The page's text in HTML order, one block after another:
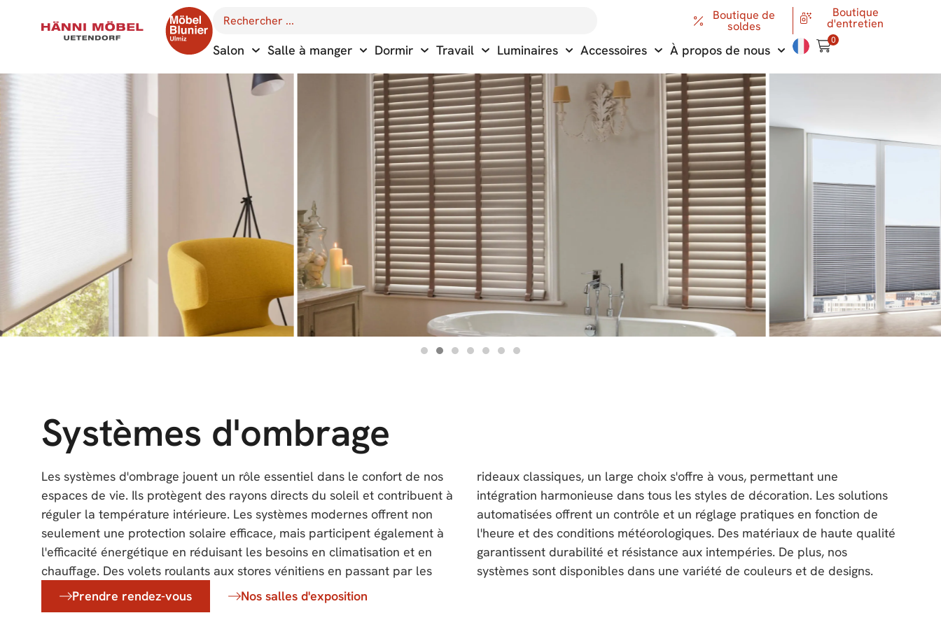
Boutique de
soldes
Boutique
d'entretien
Salon Salle à manger Dormir Travail Luminaires Accessoires À propos de nous
0
Systèmes d'ombrage
Les systèmes d'ombrage jouent un rôle essentiel dans le confort de nos
espaces de vie. Ils protègent des rayons directs du soleil et contribuent à
réguler la température intérieure. Les systèmes modernes offrent non
seulement une protection solaire efficace, mais participent également à
l'efficacité énergétique en réduisant les besoins en climatisation et en
chauffage. Des volets roulants aux stores vénitiens en passant par les
rideaux classiques, un large choix s'offre à vous, permettant une
intégration harmonieuse dans tous les styles de décoration. Les solutions
automatisées offrent un contrôle et un réglage pratiques en fonction de
l'heure et des conditions météorologiques. Des matériaux de haute qualité
garantissent durabilité et résistance aux intempéries. De plus, nos
systèmes sont disponibles dans une variété de couleurs et de designs.
Prendre rendez-vous
Nos salles d'exposition